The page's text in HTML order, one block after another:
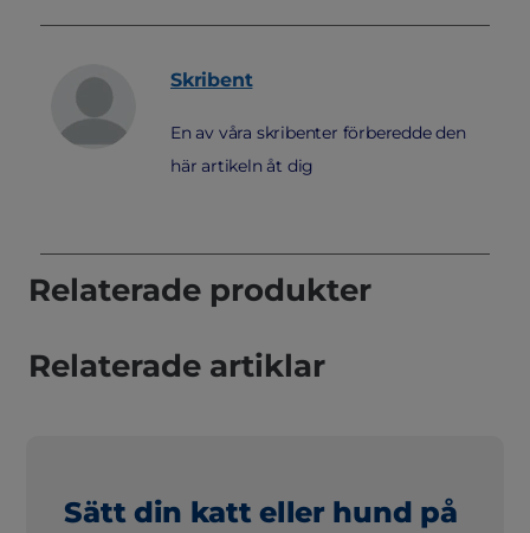
Skribent
En av våra skribenter förberedde den
här artikeln åt dig
Relaterade produkter
Relaterade artiklar
Sätt din katt eller hund på